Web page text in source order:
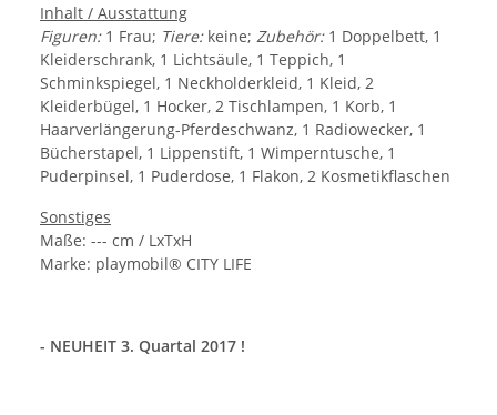
Inhalt / Ausstattung
Figuren:1 Frau; Tiere:keine; Zubehör:1 Doppelbett, 1
Kleiderschrank, 1 Lichtsäule, 1 Teppich, 1
Schminkspiegel, 1 Neckholderkleid, 1 Kleid, 2
Kleiderbügel, 1 Hocker, 2 Tischlampen, 1 Korb, 1
Haarverlängerung-Pferdeschwanz, 1 Radiowecker, 1
Bücherstapel, 1 Lippenstift, 1 Wimperntusche, 1
Puderpinsel, 1 Puderdose, 1 Flakon, 2 Kosmetikflaschen
Sonstiges
Maße: --- cm / LxTxH
Marke: playmobil® CITY LIFE
- NEUHEIT 3. Quartal 2017 !